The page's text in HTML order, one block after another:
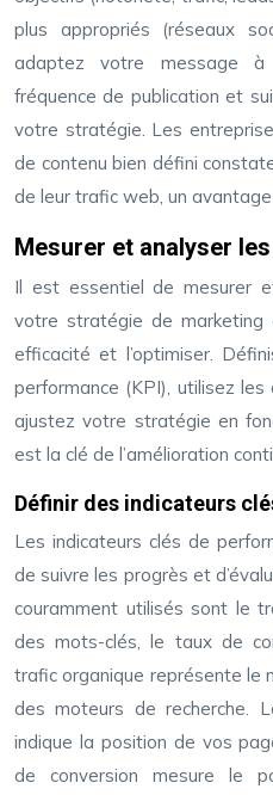
plus appropriés (réseaux
adaptez votre message à
fréquence de publication et
votre stratégie. Les
de contenu bien défini
de leur trafic web, un
Mesurer et analyser
Il est essentiel de mesurer
votre stratégie de marketing
efficacité et l’optimiser.
performance (KPI), utilisez
ajustez votre stratégie en
est la clé de l’amélioration
Définir des indicateurs
Les indicateurs clés de
de suivre les progrès et
couramment utilisés sont le
des mots-clés, le taux de
trafic organique représente le
des moteurs de recherche.
indique la position de vos
de conversion mesure le